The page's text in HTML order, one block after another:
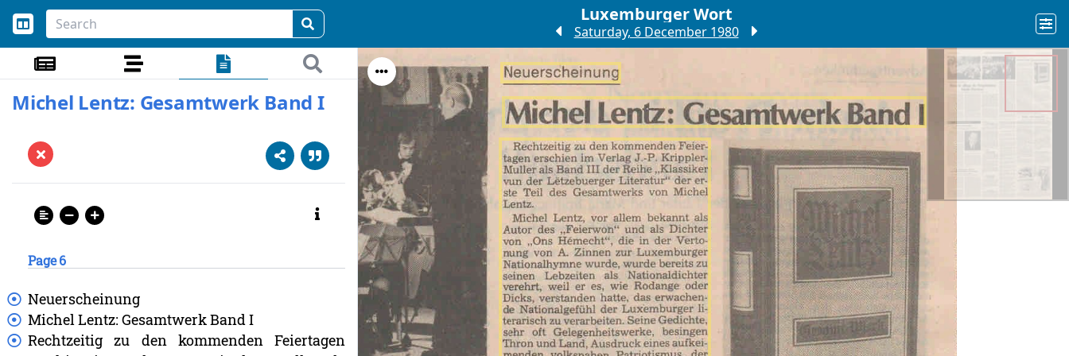
Luxemburger Wort
Saturday, 6 December 1980
Michel Lentz: Gesamtwerk Band I
Page 6
Neuerscheinung
MichelLentz: GesamtwerkBandI
Rechtzeitigzu den kommenden Feiertagen